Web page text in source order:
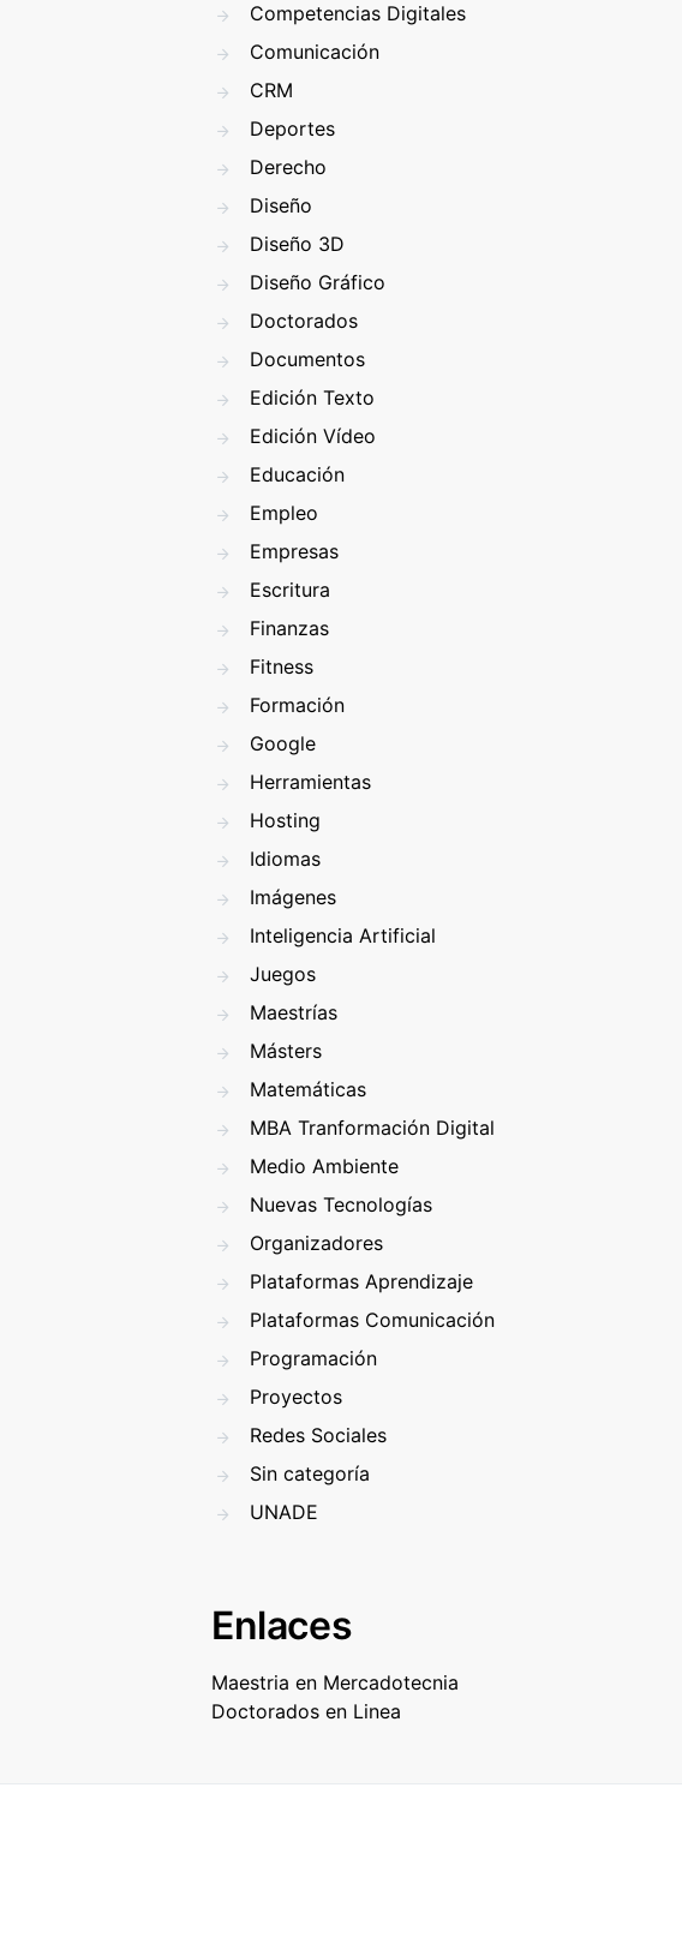
Competencias Digitales
Comunicación
CRM
Deportes
Derecho
Diseño
Diseño 3D
Diseño Gráfico
Doctorados
Documentos
Edición Texto
Edición Vídeo
Educación
Empleo
Empresas
Escritura
Finanzas
Fitness
Formación
Google
Herramientas
Hosting
Idiomas
Imágenes
Inteligencia Artificial
Juegos
Maestrías
Másters
Matemáticas
MBA Tranformación Digital
Medio Ambiente
Nuevas Tecnologías
Organizadores
Plataformas Aprendizaje
Plataformas Comunicación
Programación
Proyectos
Redes Sociales
Sin categoría
UNADE
Enlaces
Maestria en Mercadotecnia
Doctorados en Linea